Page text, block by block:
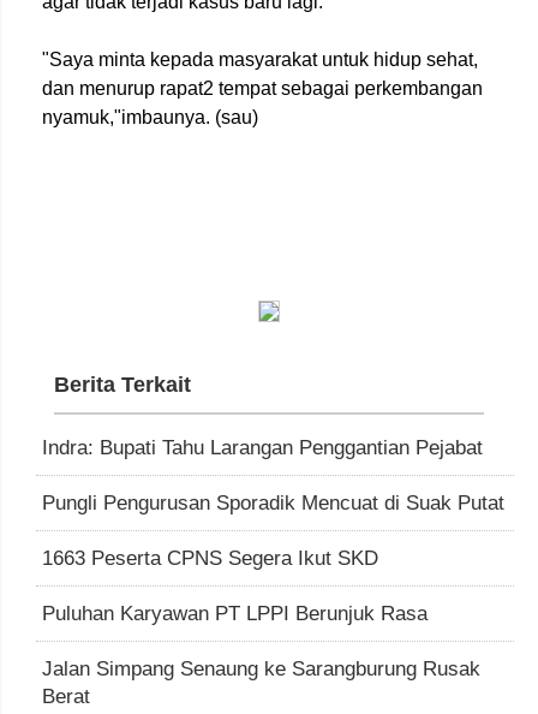
"Saya minta kepada masyarakat untuk hidup sehat,
dan menurup rapat2 tempat sebagai perkembangan
nyamuk,"imbaunya. (sau)
Berita Terkait
Indra: Bupati Tahu Larangan Penggantian Pejabat
Pungli Pengurusan Sporadik Mencuat di Suak Putat
1663 Peserta CPNS Segera Ikut SKD
Puluhan Karyawan PT LPPI Berunjuk Rasa
Jalan Simpang Senaung ke Sarangburung Rusak
Berat